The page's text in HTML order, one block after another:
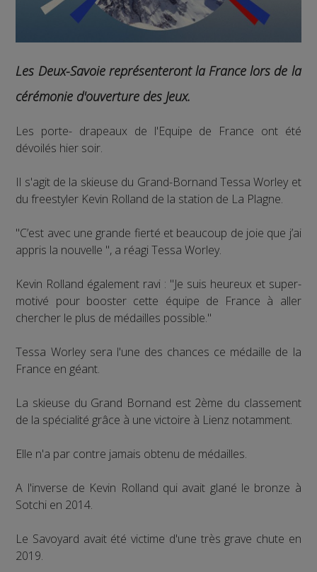
Les Deux-Savoie représenteront la France lors de la
cérémonie d'ouverture des Jeux.
Les porte- drapeaux de l'Equipe de France ont été
dévoilés hier soir.
Il s'agit de la skieuse du Grand-Bornand Tessa Worley et
du freestyler Kevin Rolland de la station de La Plagne.
"C’est avec une grande fierté et beaucoup de joie que j’ai
appris la nouvelle ", a réagi Tessa Worley.
Kevin Rolland également ravi : "Je suis heureux et super-
motivé pour booster cette équipe de France à aller
chercher le plus de médailles possible."
Tessa Worley sera l'une des chances ce médaille de la
France en géant.
La skieuse du Grand Bornand est 2ème du classement
de la spécialité grâce à une victoire à Lienz notamment.
Elle n'a par contre jamais obtenu de médailles.
A l'inverse de Kevin Rolland qui avait glané le bronze à
Sotchi en 2014.
Le Savoyard avait été victime d'une très grave chute en
2019.